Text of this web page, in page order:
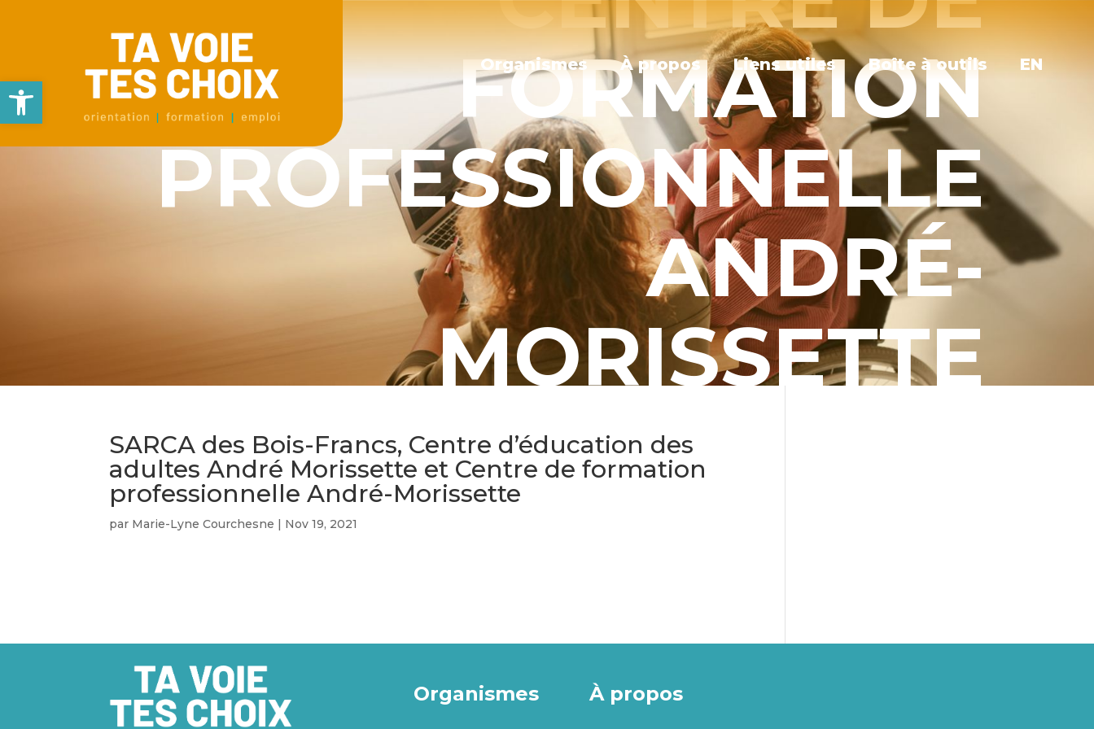
Ouvrir la barre d’outils
Organismes À propos Liens utiles Boîte à outils EN
FORMATION
PROFESSIONNELLE
ANDRÉ-
MORISSETTE
SARCA des Bois-Francs, Centre d’éducation des
adultes André Morissette et Centre de formation
professionnelle André-Morissette
par Marie-Lyne Courchesne | Nov 19, 2021
Organismes À propos